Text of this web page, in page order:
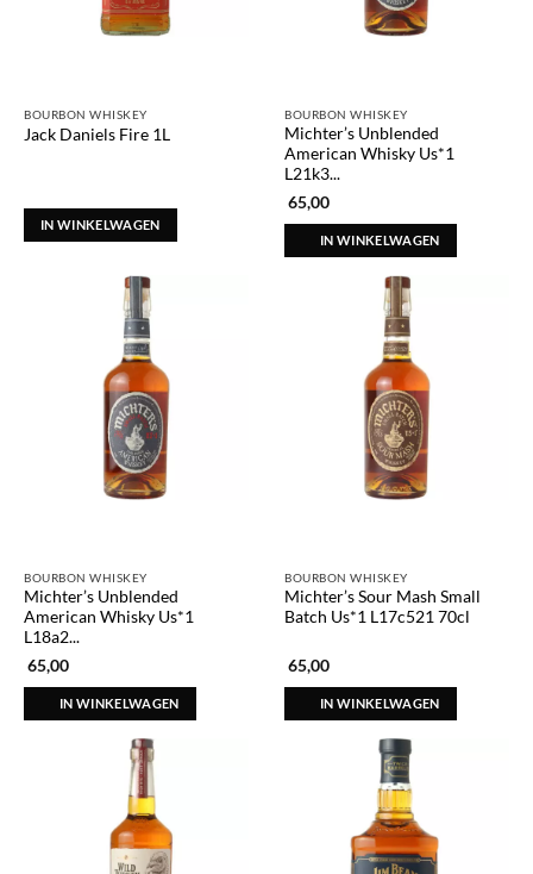
BOURBON WHISKEY
Jack Daniels Fire 1L
IN WINKELWAGEN
BOURBON WHISKEY
Michter’s Unblended
American Whisky Us*1
L21k3...
65,00
IN WINKELWAGEN
BOURBON WHISKEY
Michter’s Unblended
American Whisky Us*1
L18a2...
65,00
IN WINKELWAGEN
BOURBON WHISKEY
Michter’s Sour Mash Small
Batch Us*1 L17c521 70cl
65,00
IN WINKELWAGEN